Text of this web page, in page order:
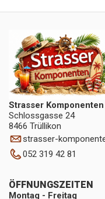
Strasser Komponenten
Schlossgasse 24
8466 Trüllikon
strasser-
052 319 42 81
ÖFFNUNGSZEITEN
Montag - Freitag